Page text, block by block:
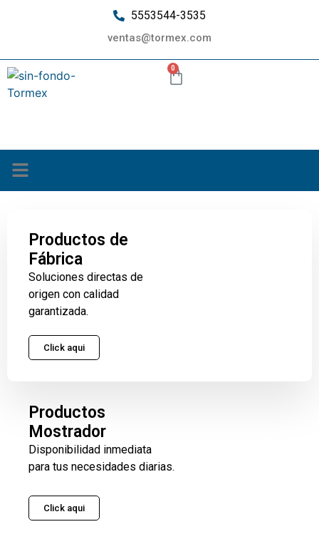
5553544-3535
ventas@tormex.com
0
Productos de
Fábrica
Soluciones directas de
origen con calidad
garantizada.
Click aqui
Productos
Mostrador
Disponibilidad inmediata
para tus necesidades diarias.
Click aqui